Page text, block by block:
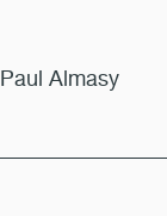
Paul Almasy